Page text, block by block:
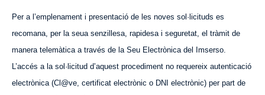
Per a l’emplenament i presentació de les noves sol·licituds es
recomana, per la seua senzillesa, rapidesa i seguretat, el tràmit de
manera telemàtica a través de la Seu Electrònica del Imserso.
L’accés a la sol·licitud d’aquest procediment no requereix autenticació
electrònica (Cl@ve, certificat electrònic o DNI electrònic) per part de